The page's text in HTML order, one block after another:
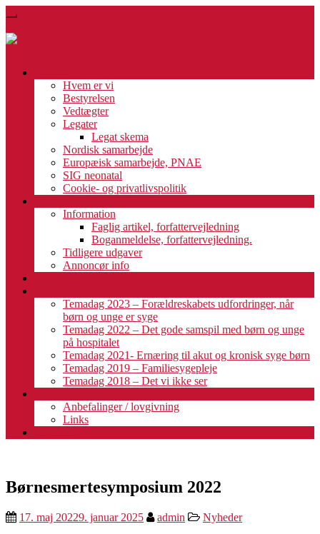
Skip
main
Toggle
navigation
Hvem er vi
Bestyrelsen
Vedtægter
Legater
Legat skema
Nordisk samarbejde
Europæisk samarbejde, PNAE
SIG neonatal
Cookie- og privatlivspolitik
Information
Faglig artikel, forfattervejledning
Boganmeldelse, forfattervejledning.
Tidligere udgaver
Annoncør info
Temadag 2023 – Forældreskabets udfordringer, når
børn og unge er syge
Temadag 2022 – Det gode samspil med børn og unge
på hospitalet
Temadag 2021- Ernæring til akut og kronisk syge børn
Temadag 2019 – Familiesygepleje
Temadag 2018 – Det vi ikke ser
Anbefalinger / lovgivning
Links
Børnesmertesymposium 2022
17. maj 20229. januar 2025 admin
Nyheder